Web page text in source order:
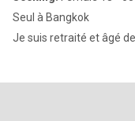
Seul à Bangkok
Je suis retraité et âgé